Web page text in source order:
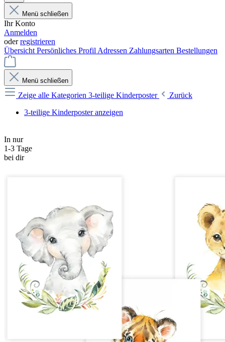
Menü schließen
Ihr Konto
Anmelden
oderregistrieren
Übersicht Persönliches Profil Adressen Zahlungsarten Bestellungen
Menü schließen
Zeige alle Kategorien 3-teilige Kinderposter
Zurück
3-teilige Kinderposter anzeigen
In nur
1-3 Tage
bei dir